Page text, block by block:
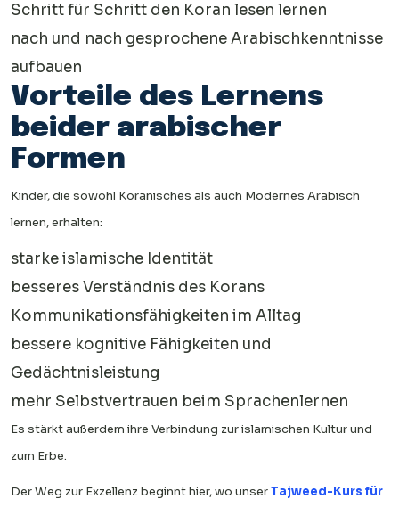
Schritt für Schritt den Koran lesen lernen
nach und nach gesprochene Arabischkenntnisse
aufbauen
Vorteile des Lernens
beider arabischer
Formen
Kinder, die sowohl Koranisches als auch Modernes Arabisch
lernen, erhalten:
starke islamische Identität
besseres Verständnis des Korans
Kommunikationsfähigkeiten im Alltag
bessere kognitive Fähigkeiten und
Gedächtnisleistung
mehr Selbstvertrauen beim Sprachenlernen
Es stärkt außerdem ihre Verbindung zur islamischen Kultur und
zum Erbe.
Der Weg zur Exzellenz beginnt hier, wo unserTajweed-Kurs für